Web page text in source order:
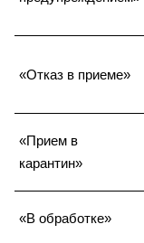
«Отказ в приеме»
«Прием в
карантин»
«В обработке»